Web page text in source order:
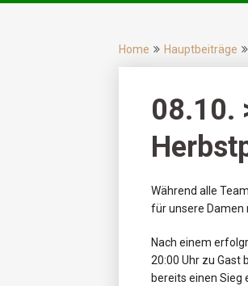
Home Hauptbeiträge
08.10.
Während alle
für unsere Damen
Nach einem
20:00 Uhr zu Gast
bereits einen